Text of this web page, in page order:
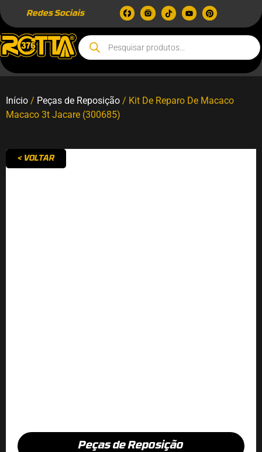
Redes Sociais
Início / Peças de Reposição / Kit De Reparo De Macaco
Macaco 3t Jacare (300685)
< VOLTAR
Peças de Reposição